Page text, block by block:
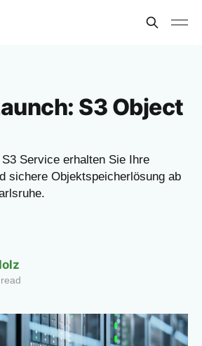
S3 Object
Service erhalten Sie Ihre
sichere Objektspeicherlösung ab